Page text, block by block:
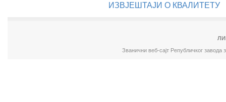
ИЗВЈЕШТАЈИ О КВАЛИТЕТУ
Званични веб-сајт Републичког